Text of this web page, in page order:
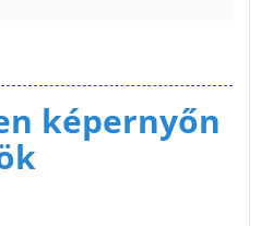
képernyőn